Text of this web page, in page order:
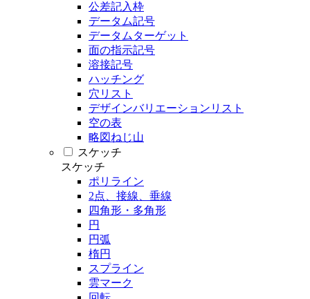
公差記入枠
データム記号
データムターゲット
面の指示記号
溶接記号
ハッチング
穴リスト
デザインバリエーションリスト
空の表
略図ねじ山
スケッチ
スケッチ
ポリライン
2点、接線、垂線
四角形・多角形
円
円弧
楕円
スプライン
雲マーク